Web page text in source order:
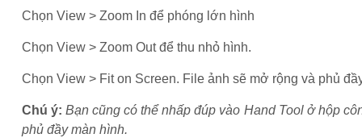
Chọn View > Zoom In để phóng lớn hình
Chọn View > Zoom Out để thu nhỏ hình.
Chọn View > Fit on Screen. File ảnh sẽ mở rộng và phủ
Chú ý: Bạn cũng có thể nhấp đúp vào Hand Tool ở hộp
phủ đầy màn hình.